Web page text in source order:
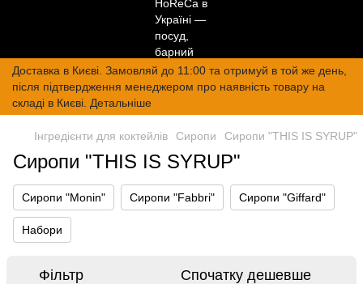
Доставка в Києві. Замовляй до 11:00 та отримуй в той же день,
після підтвердження менеджером про наявність товару на
складі в Києві. Детальніше
Інгредієнти для коктейлів Сиропи Сиропи "THIS IS SYRUP"
Сиропи "THIS IS SYRUP"
Сиропи "Monin" Сиропи "Fabbri" Сиропи "Giffard"
Набори
Фільтр Спочатку дешевше